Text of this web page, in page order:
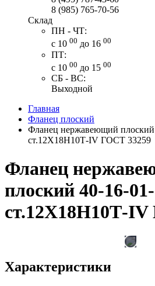
8 (985) 765-70-56
Склад
ПН - ЧТ:
с 10 00 до 16 00
ПТ:
с 10 00 до 15 00
СБ - ВС:
Выходной
Главная
Фланец плоский
Фланец нержавеющий
ст.12Х18Н10Т-IV ГОСТ 33259
Фланец
плоский 40-16-
ст.12Х18Н10Т-
Характеристики